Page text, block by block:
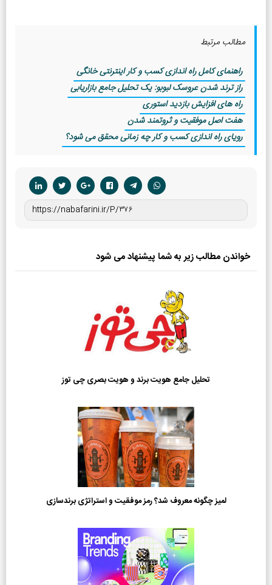
مطالب مرتبط
راهنمای کامل راه اندازی کسب و کار اینترنتی خانگی
راز ترند شدن عروسک لبوبو: یک تحلیل جامع بازاریابی
راه های افزایش بازدید استوری
هفت اصل موفقیت و ثروتمند شدن
رویای راه اندازی کسب و کار چه زمانی محقق می شود؟
خواندن مطالب زیر به شما پیشنهاد می شود
تحلیل جامع هویت برند و هویت بصری چی توز
لمیز چگونه معروف شد؟ رمز موفقیت و استراتژی برندسازی